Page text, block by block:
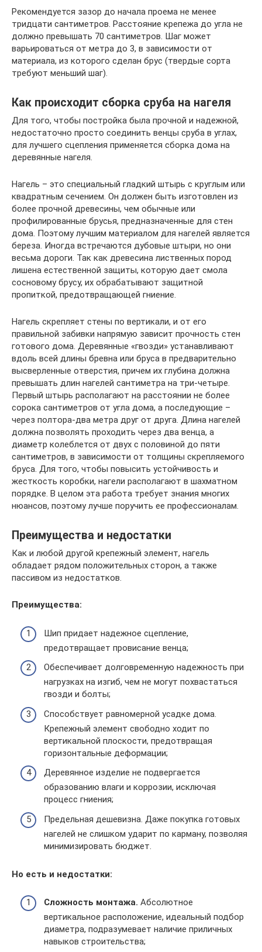
Рекомендуется зазор до начала проема не менее
тридцати сантиметров. Расстояние крепежа до угла не
должно превышать 70 сантиметров. Шаг может
варьироваться от метра до 3, в зависимости от
материала, из которого сделан брус (твердые сорта
требуют меньший шаг).
Как происходит сборка сруба на нагеля
Для того, чтобы постройка была прочной и надежной,
недостаточно просто соединить венцы сруба в углах,
для лучшего сцепления применяется сборка дома на
деревянные нагеля.
Нагель – это специальный гладкий штырь с круглым или
квадратным сечением. Он должен быть изготовлен из
более прочной древесины, чем обычные или
профилированные брусья, предназначенные для стен
дома. Поэтому лучшим материалом для нагелей является
береза. Иногда встречаются дубовые штыри, но они
весьма дороги. Так как древесина лиственных пород
лишена естественной защиты, которую дает смола
сосновому брусу, их обрабатывают защитной
пропиткой, предотвращающей гниение.
Нагель скрепляет стены по вертикали, и от его
правильной забивки напрямую зависит прочность стен
готового дома. Деревянные «гвозди» устанавливают
вдоль всей длины бревна или бруса в предварительно
высверленные отверстия, причем их глубина должна
превышать длин нагелей сантиметра на три-четыре.
Первый штырь располагают на расстоянии не более
сорока сантиметров от угла дома, а последующие –
через полтора-два метра друг от друга. Длина нагелей
должна позволять проходить через два венца, а
диаметр колеблется от двух с половиной до пяти
сантиметров, в зависимости от толщины скрепляемого
бруса. Для того, чтобы повысить устойчивость и
жесткость коробки, нагели располагают в шахматном
порядке. В целом эта работа требует знания многих
нюансов, поэтому лучше поручить ее профессионалам.
Преимущества и недостатки
Как и любой другой крепежный элемент, нагель
обладает рядом положительных сторон, а также
пассивом из недостатков.
Преимущества:
Шип придает надежное сцепление,
предотвращает провисание венца;
Обеспечивает долговременную надежность при
нагрузках на изгиб, чем не могут похвастаться
гвозди и болты;
Способствует равномерной усадке дома.
Крепежный элемент свободно ходит по
вертикальной плоскости, предотвращая
горизонтальные деформации;
Деревянное изделие не подвергается
образованию влаги и коррозии, исключая
процесс гниения;
Предельная дешевизна. Даже покупка готовых
нагелей не слишком ударит по карману, позволяя
минимизировать бюджет.
Но есть и недостатки:
Сложность монтажа. Абсолютное
вертикальное расположение, идеальный подбор
диаметра, подразумевает наличие приличных
навыков строительства;